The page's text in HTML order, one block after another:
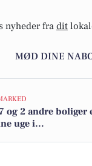
nyheder fra dit
MØD DINE
og 2 andre boliger
uge i